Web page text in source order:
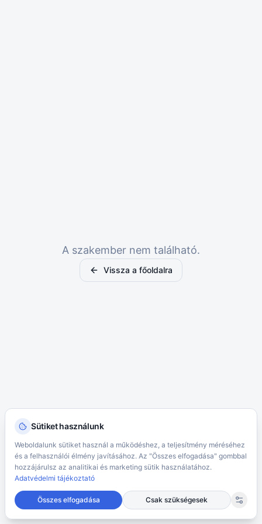
Sütiket használunk
Weboldalunk sütiket használ a működéshez, a teljesítmény méréséhez
és a felhasználói élmény javításához. Az "Összes elfogadása" gombbal
hozzájárulsz az analitikai és marketing sütik használatához.
Adatvédelmi tájékoztató
Összes elfogadása Csak szükségesek
A szakember nem található.
Vissza a főoldalra